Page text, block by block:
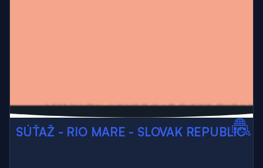
SÚŤAŽ - RIO MARE - SLOVAK REPUBLIC